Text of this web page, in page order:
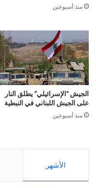
منذ أسبوعين
الجيش “الإسرائيلي” يطلق النار
على الجيش اللبناني في النبطية
منذ أسبوعين
الأشهر